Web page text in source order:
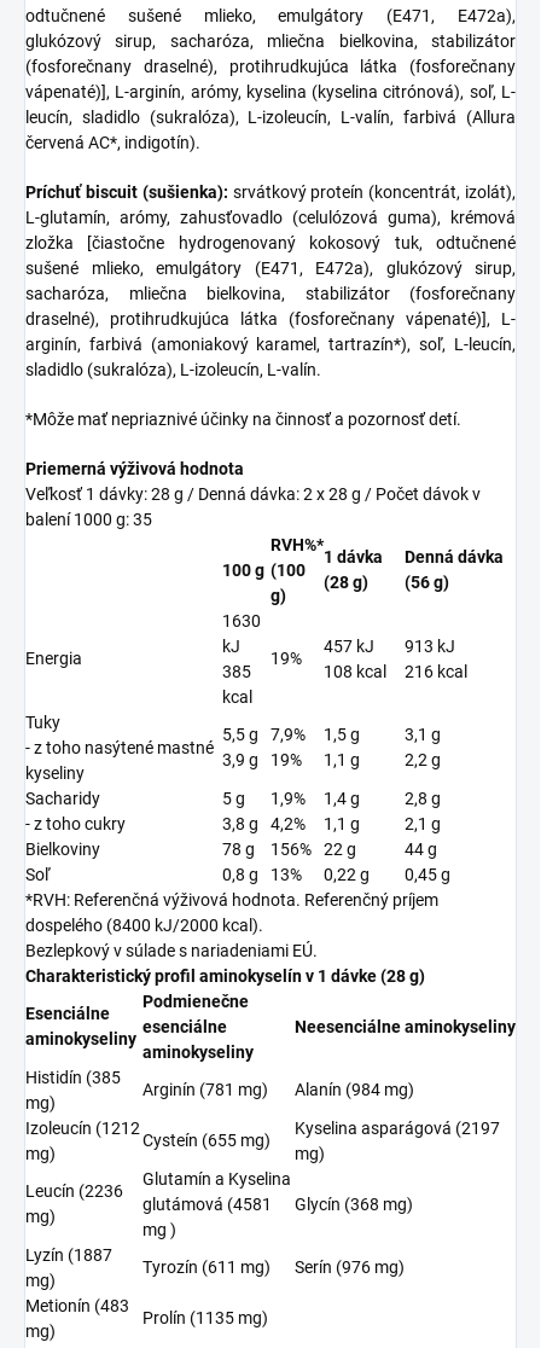
odtučnené sušené mlieko, emulgátory (E471, E472a),
glukózový sirup, sacharóza, mliečna bielkovina, stabilizátor
(fosforečnany draselné), protihrudkujúca látka (fosforečnany
vápenaté)], L-arginín, arómy, kyselina (kyselina citrónová), soľ, L-
leucín, sladidlo (sukralóza), L-izoleucín, L-valín, farbivá (Allura
červená AC*, indigotín).
Príchuť biscuit (sušienka): srvátkový proteín (koncentrát, izolát),
L-glutamín, arómy, zahusťovadlo (celulózová guma), krémová
zložka [čiastočne hydrogenovaný kokosový tuk, odtučnené
sušené mlieko, emulgátory (E471, E472a), glukózový sirup,
sacharóza, mliečna bielkovina, stabilizátor (fosforečnany
draselné), protihrudkujúca látka (fosforečnany vápenaté)], L-
arginín, farbivá (amoniakový karamel, tartrazín*), soľ, L-leucín,
sladidlo (sukralóza), L-izoleucín, L-valín.
*Môže mať nepriaznivé účinky na činnosť a pozornosť detí.
Priemerná výživová hodnota
Veľkosť 1 dávky: 28 g / Denná dávka: 2 x 28 g / Počet dávok v
balení 1000 g: 35
100 g
RVH%*
(100
g)
1 dávka
(28 g)
Denná dávka
(56 g)
Energia
1630
kJ
385
kcal
19%
457 kJ
108 kcal
913 kJ
216 kcal
Tuky
- z toho nasýtené mastné
kyseliny
5,5 g
3,9 g
7,9%
19%
1,5 g
1,1 g
3,1 g
2,2 g
Sacharidy
- z toho cukry
5 g
3,8 g
1,9%
4,2%
1,4 g
1,1 g
2,8 g
2,1 g
Bielkoviny
78 g 156% 22 g
44 g
Soľ
0,8 g 13% 0,22 g
0,45 g
*RVH: Referenčná výživová hodnota. Referenčný príjem
dospelého (8400 kJ/2000 kcal).
Bezlepkový v súlade s nariadeniami EÚ.
Charakteristický profil aminokyselín v 1 dávke (28 g)
Esenciálne
aminokyseliny
Podmienečne
esenciálne
aminokyseliny
Neesenciálne aminokyseliny
Histidín (385
mg)
Arginín (781 mg)
Alanín (984 mg)
Izoleucín (1212
mg)
Cysteín (655 mg)
Kyselina asparágová (2197
mg)
Leucín (2236
mg)
Glutamín a Kyselina
glutámová (4581
mg )
Glycín (368 mg)
Lyzín (1887
mg)
Tyrozín (611 mg)
Serín (976 mg)
Metionín (483
mg)
Prolín (1135 mg)